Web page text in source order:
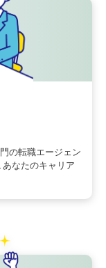
レート
の転職エージェン
あなたのキャリア